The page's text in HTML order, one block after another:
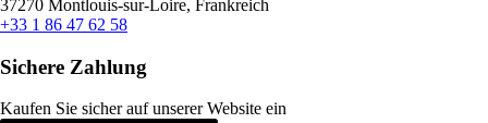
37270 Montlouis-sur-Loire, Frankreich
+33 1 86 47 62 58
Sichere Zahlung
Kaufen Sie sicher auf unserer Website ein